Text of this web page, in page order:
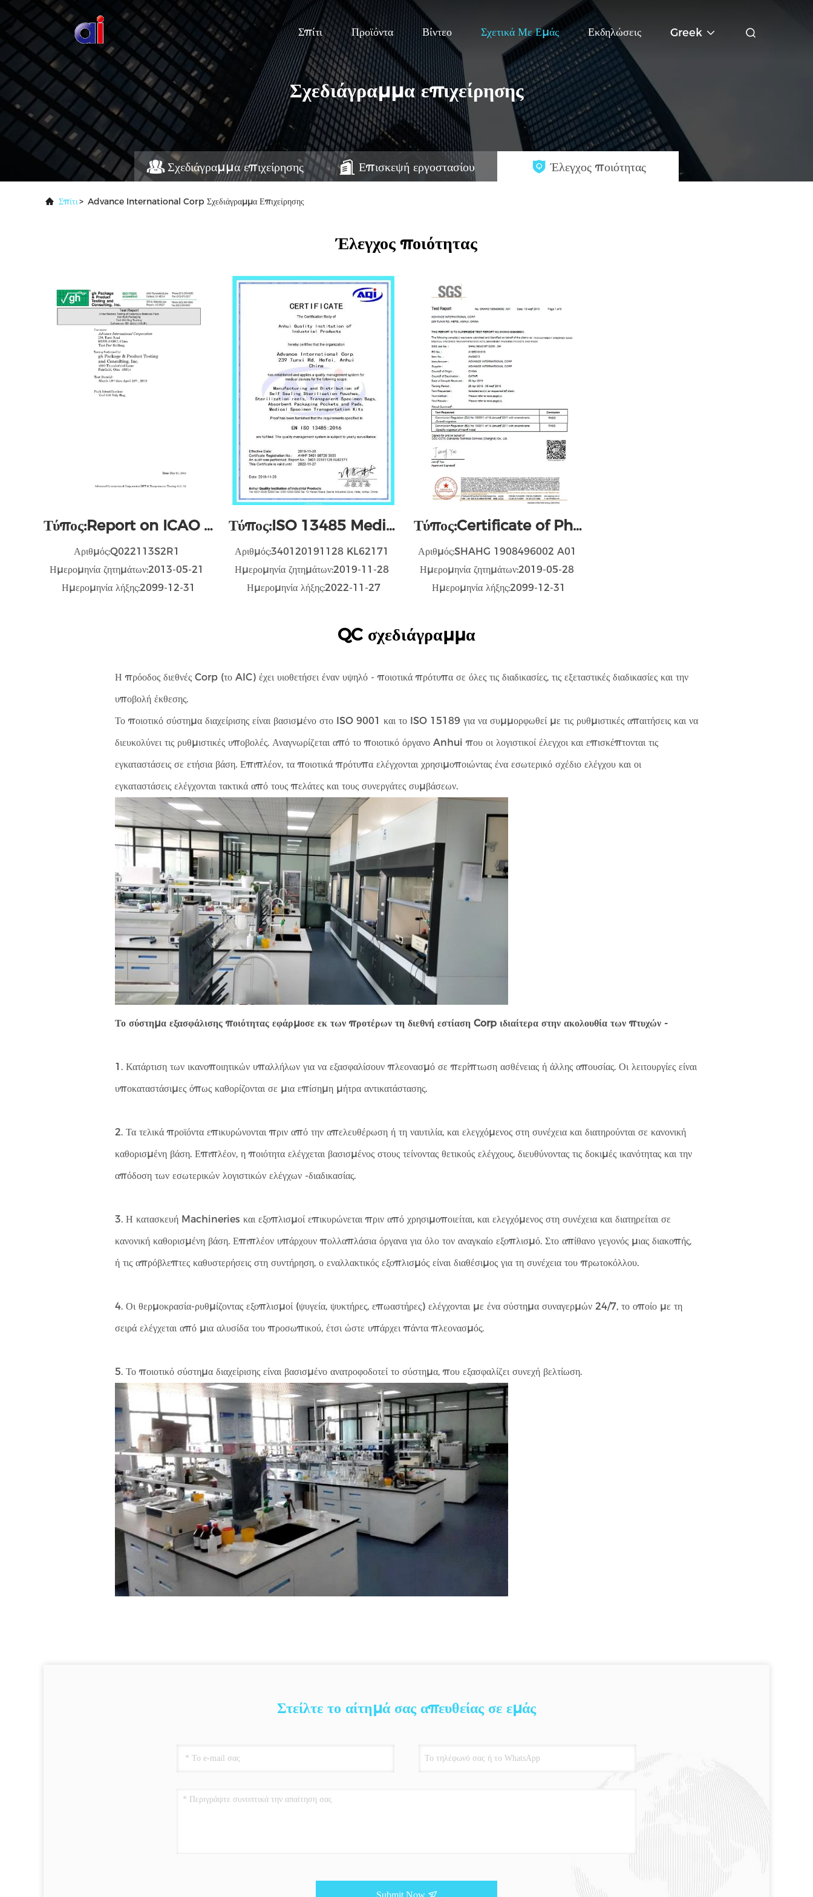
Σπίτι Προϊόντα Βίντεο Σχετικά Με Εμάς Εκδηλώσεις Greek
Σχεδιάγραμμα επιχείρησης
Σχεδιάγραμμα επιχείρησης Επισκεψή εργοστασίου Έλεγχος ποιότητας
Σπίτι> Advance International Corp Σχεδιάγραμμα Επιχείρησης
Έλεγχος ποιότητας
Τύπος:Report on ICAO Compliance
Αριθμός:Q022113S2R1
Ημερομηνία ζητημάτων:2013-05-21
Ημερομηνία λήξης:2099-12-31
Τύπος:ISO 13485 Medical devices: Quality management systems - Requirements for regulatory purposes
Αριθμός:340120191128 KL62171
Ημερομηνία ζητημάτων:2019-11-28
Ημερομηνία λήξης:2022-11-27
Τύπος:Certificate of Physical Properties
Αριθμός:SHAHG 1908496002 A01
Ημερομηνία ζητημάτων:2019-05-28
Ημερομηνία λήξης:2099-12-31
QC σχεδιάγραμμα
Η πρόοδος διεθνές Corp (το AIC) έχει υιοθετήσει έναν υψηλό - ποιοτικά πρότυπα σε όλες τις διαδικασίες, τις εξεταστικές διαδικασίες και την
υποβολή έκθεσης.
Το ποιοτικό σύστημα διαχείρισης είναι βασισμένο στο ISO 9001 και το ISO 15189 για να συμμορφωθεί με τις ρυθμιστικές απαιτήσεις και να
διευκολύνει τις ρυθμιστικές υποβολές. Αναγνωρίζεται από το ποιοτικό όργανο Anhui που οι λογιστικοί έλεγχοι και επισκέπτονται τις
εγκαταστάσεις σε ετήσια βάση. Επιπλέον, τα ποιοτικά πρότυπα ελέγχονται χρησιμοποιώντας ένα εσωτερικό σχέδιο ελέγχου και οι
εγκαταστάσεις ελέγχονται τακτικά από τους πελάτες και τους συνεργάτες συμβάσεων.
Το σύστημα εξασφάλισης ποιότητας εφάρμοσε εκ των προτέρων τη διεθνή εστίαση Corp ιδιαίτερα στην ακολουθία των πτυχών -
1. Κατάρτιση των ικανοποιητικών υπαλλήλων για να εξασφαλίσουν πλεονασμό σε περίπτωση ασθένειας ή άλλης απουσίας. Οι λειτουργίες είναι
υποκαταστάσιμες όπως καθορίζονται σε μια επίσημη μήτρα αντικατάστασης.
2. Τα τελικά προϊόντα επικυρώνονται πριν από την απελευθέρωση ή τη ναυτιλία, και ελεγχόμενος στη συνέχεια και διατηρούνται σε κανονική
καθορισμένη βάση. Επιπλέον, η ποιότητα ελέγχεται βασισμένος στους τείνοντας θετικούς ελέγχους, διευθύνοντας τις δοκιμές ικανότητας και την
απόδοση των εσωτερικών λογιστικών ελέγχων -διαδικασίας.
3. Η κατασκευή Machineries και εξοπλισμοί επικυρώνεται πριν από χρησιμοποιείται, και ελεγχόμενος στη συνέχεια και διατηρείται σε
κανονική καθορισμένη βάση. Επιπλέον υπάρχουν πολλαπλάσια όργανα για όλο τον αναγκαίο εξοπλισμό. Στο απίθανο γεγονός μιας διακοπής,
ή τις απρόβλεπτες καθυστερήσεις στη συντήρηση, ο εναλλακτικός εξοπλισμός είναι διαθέσιμος για τη συνέχεια του πρωτοκόλλου.
4. Οι θερμοκρασία-ρυθμίζοντας εξοπλισμοί (ψυγεία, ψυκτήρες, επωαστήρες) ελέγχονται με ένα σύστημα συναγερμών 24/7, το οποίο με τη
σειρά ελέγχεται από μια αλυσίδα του προσωπικού, έτσι ώστε υπάρχει πάντα πλεονασμός.
5. Το ποιοτικό σύστημα διαχείρισης είναι βασισμένο ανατροφοδοτεί το σύστημα, που εξασφαλίζει συνεχή βελτίωση.
Στείλτε το αίτημά σας απευθείας σε εμάς
Submit Now